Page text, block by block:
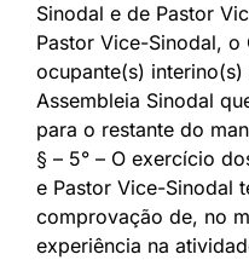
Sinodal e de Pastor
Pastor Vice-Sinodal, o
ocupante(s)
Assembleia Sinodal
para o restante do
§ – 5° – O exercício
e Pastor Vice-Sinodal
comprovação de, no
experiência na